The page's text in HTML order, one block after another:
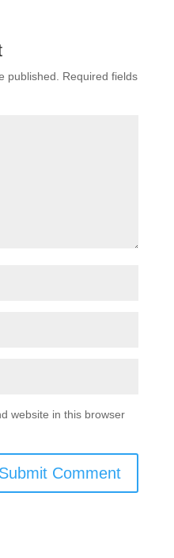
published.
Required fields
website in this browser